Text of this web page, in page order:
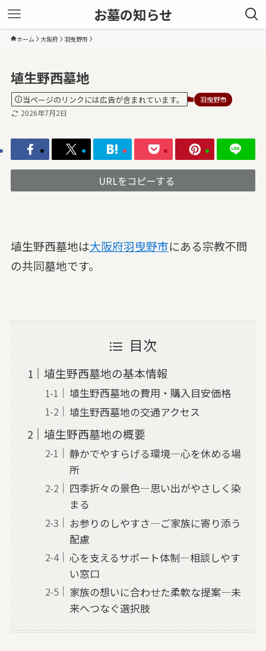
お墓の知らせ
ホーム 大阪府 羽曳野市
埴生野西墓地
当ページのリンクには広告が含まれています。 羽曳野市
2026年7月2日
URLをコピーする
埴生野西墓地は大阪府羽曳野市にある宗教不問
の共同墓地です。
目次
埴生野西墓地の基本情報
埴生野西墓地の費用・購入目安価格
埴生野西墓地の交通アクセス
埴生野西墓地の概要
静かでやすらげる環境—心を休める場
所
四季折々の景色—思い出がやさしく染
まる
お参りのしやすさ—ご家族に寄り添う
配慮
心を支えるサポート体制—相談しやす
い窓口
家族の想いに合わせた柔軟な提案—未
来へつなぐ選択肢